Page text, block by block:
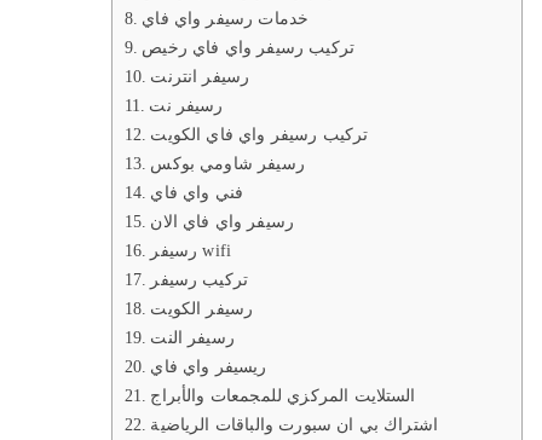
خدمات رسيفر واي فاي
تركيب رسيفر واي فاي رخيص
رسيفر انترنت
رسيفر نت
تركيب رسيفر واي فاي الكويت
رسيفر شاومي بوكس
فني واي فاي
رسيفر واي فاي الان
رسيفر wifi
تركيب رسيفر
رسيفر الكويت
رسيفر النت
ريسيفر واي فاي
الستلايت المركزي للمجمعات والأبراج
اشتراك بي ان سبورت والباقات الرياضية